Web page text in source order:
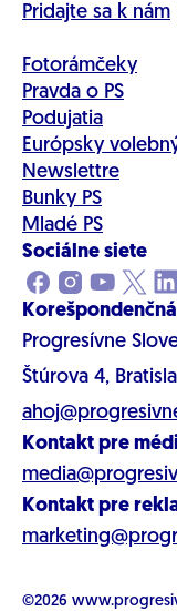
Pridajte sa k nám
Fotorámčeky
Pravda o PS
Podujatia
Európsky
Newslettre
Bunky PS
Mladé PS
Sociálne siete
Progresívne
Štúrova 4,
Kontakt pre
Kontakt pre
©2026